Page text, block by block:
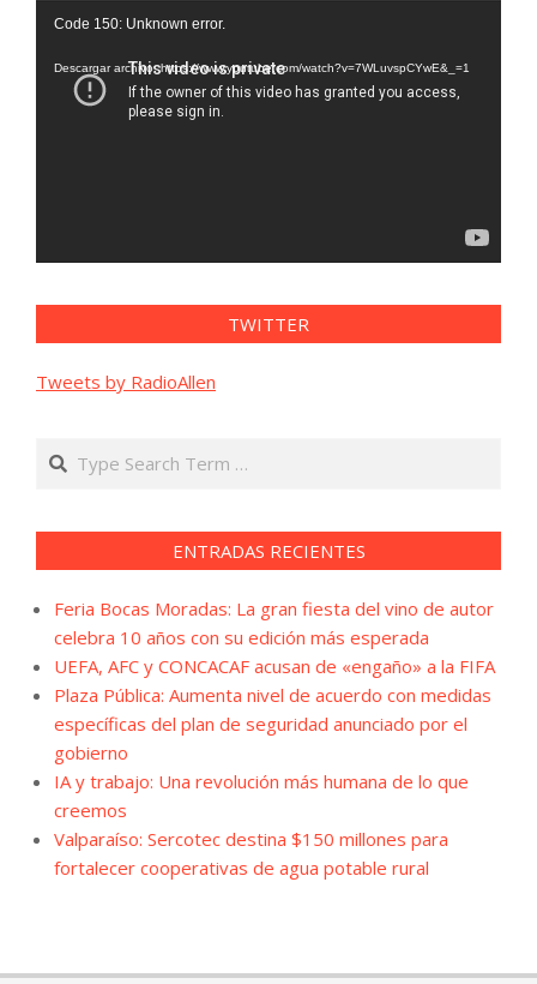
Reproductor
vídeo
Code 150: Unknown error.
Descargar archivo: https://www.youtube.com/watch?v=7WLuvspCYwE&_=1
TWITTER
Tweets by RadioAllen
Search
ENTRADAS RECIENTES
Feria Bocas Moradas: La gran fiesta del vino de autor
celebra 10 años con su edición más esperada
UEFA, AFC y CONCACAF acusan de «engaño» a la FIFA
Plaza Pública: Aumenta nivel de acuerdo con medidas
específicas del plan de seguridad anunciado por el
gobierno
IA y trabajo: Una revolución más humana de lo que
creemos
Valparaíso: Sercotec destina $150 millones para
fortalecer cooperativas de agua potable rural